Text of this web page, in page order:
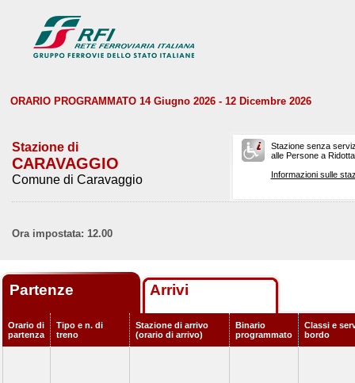
ORARIO PROGRAMMATO 14 Giugno 2026 - 12 Dicembre 2026
Stazione di
CARAVAGGIO
Comune di Caravaggio
Stazione senza
alle Persone a
Informazioni sulle
Ora impostata: 12.00
Partenze Arrivi
Orario di
partenza
Tipo e n. di
treno
Stazione di arrivo
(orario di arrivo)
Binario
programmato
Classi e
bordo